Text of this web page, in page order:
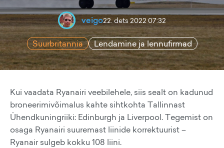
veigo22. dets 2022 07:32
Suurbritannia Lendamine ja lennufirmad
Kui vaadata Ryanairi veebilehele, siis sealt on kadunud
broneerimivõimalus kahte sihtkohta Tallinnast
Ühendkuningriiki: Edinburgh ja Liverpool. Tegemist on
osaga Ryanairi suuremast liinide korrektuurist –
Ryanair sulgeb kokku 108 liini.